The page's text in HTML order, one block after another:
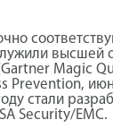
высшей
Magic
Prevention,
стали
Security/EMC.